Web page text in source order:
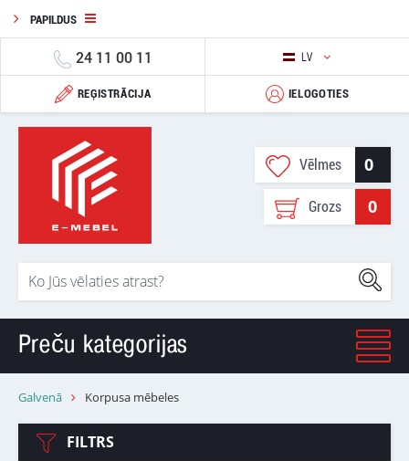
PAPILDUS
24 11 00 11 LV
REĢISTRĀCIJA IELOGOTIES
Vēlmes 0
Grozs 0
Preču kategorijas
Galvenā Korpusa mēbeles
FILTRS